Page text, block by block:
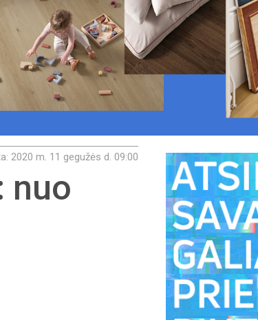
2020 m. 11 gegužės d. 09:00
nuo